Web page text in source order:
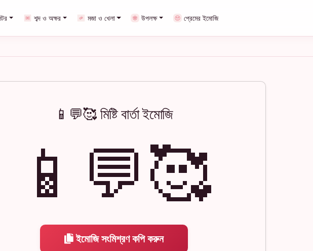
শব্দ ও অক্ষর মজা ও খেলা উপলক্ষ প্রেমের ইমোজি
📱💬🥰 মিষ্টি বার্তা ইমোজি
📱💬🥰
ইমোজি সংমিশ্রণ কপি করুন